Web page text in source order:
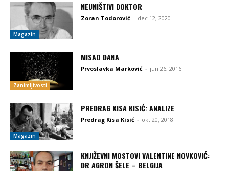
Magazin
NEUNIŠTIVI DOKTOR
Zoran Todorović - dec 12, 2020
Zanimljivosti
MISAO DANA
Prvoslavka Marković - jun 26, 2016
Magazin
PREDRAG KISA KISIĆ: ANALIZE
Predrag Kisa Kisić - okt 20, 2018
KNJIŽEVNI MOSTOVI VALENTINE NOVKOVIĆ:
DR AGRON ŠELE – BELGIJA